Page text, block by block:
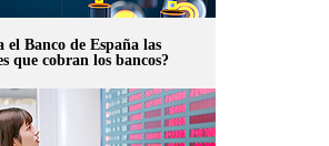
el Banco de España las
que cobran los bancos?